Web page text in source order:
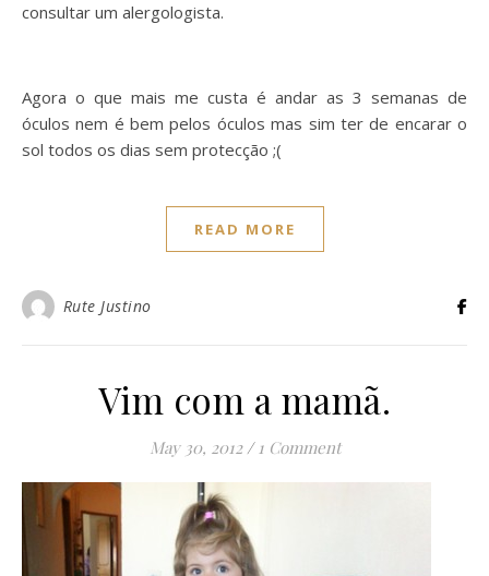
consultar um alergologista.
Agora o que mais me custa é andar as 3 semanas de
óculos nem é bem pelos óculos mas sim ter de encarar o
sol todos os dias sem protecção ;(
READ MORE
Rute Justino
Vim com a mamã.
May 30, 2012 / 1 Comment